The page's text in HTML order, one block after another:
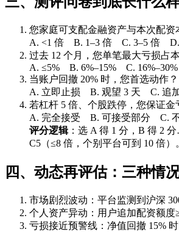
您家庭可支配金融资产与本次配资
A. <1 倍 B. 1–3 倍 C. 3–5 倍 D.
过去 12 个月，您单笔最大亏损占
A. ≤5% B. 6%–15% C.
当账户回撤 20% 时，您首选动作？
A. 立即止损 B. 观望 3 天 C. 追
若杠杆 5 倍、个股跌停，您保证金
A. 完全接受 B. 可接受部分 C.
评分逻辑：选 A 得 1 分，B 得 2
C5（≤8 倍，个别平台可到 10 倍）
四、动态再评估：三种情
市场剧烈波动：平台监测到沪深
个人资产异动：用户追加配资额度
亏损接近预警线：净值回撤 15%